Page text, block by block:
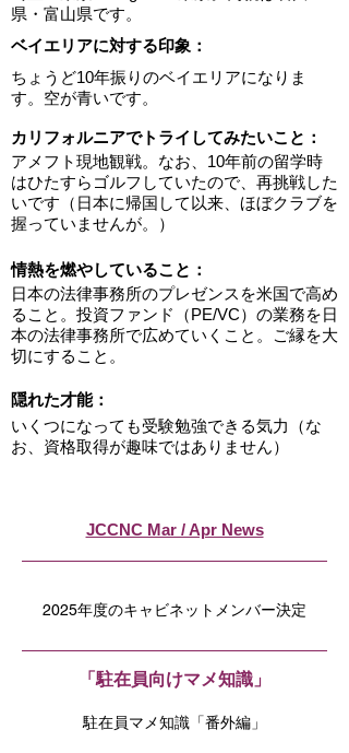
県・富山県です。
ベイエリアに対する印象：
ちょうど10年振りのベイエリアになりま
す。空が青いです。
カリフォルニアでトライしてみたいこと：
アメフト現地観戦。なお、10年前の留学時
はひたすらゴルフしていたので、再挑戦した
いです（日本に帰国して以来、ほぼクラブを
握っていませんが。）
情熱を燃やしていること：
日本の法律事務所のプレゼンスを米国で高め
ること。投資ファンド（PE/VC）の業務を日
本の法律事務所で広めていくこと。ご縁を大
切にすること。
隠れた才能：
いくつになっても受験勉強できる気力（な
お、資格取得が趣味ではありません）
JCCNC Mar / Apr News
2025年度のキャビネットメンバー決定
「駐在員向けマメ知識」
駐在員マメ知識「番外編」